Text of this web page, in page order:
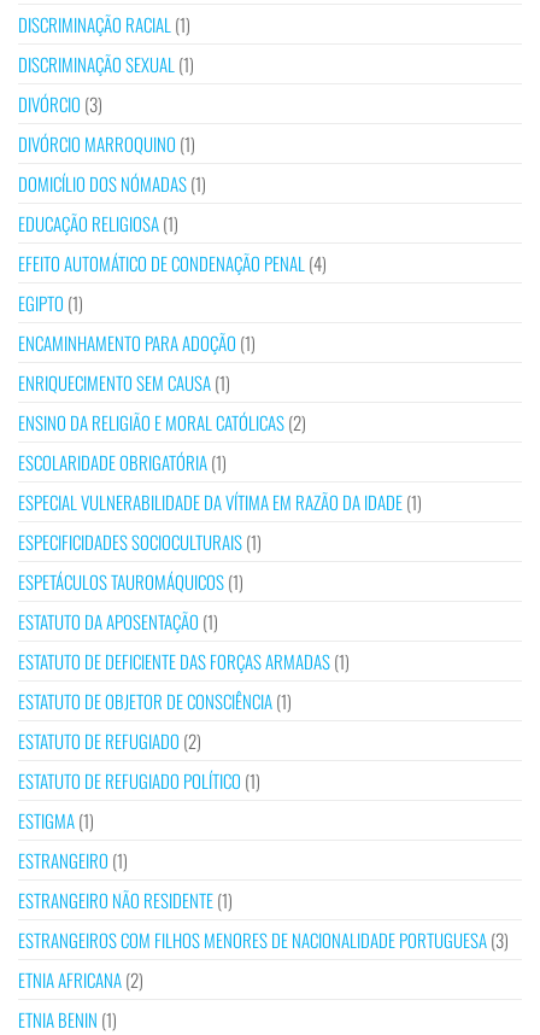
DISCRIMINAÇÃO RACIAL (1)
DISCRIMINAÇÃO SEXUAL (1)
DIVÓRCIO (3)
DIVÓRCIO MARROQUINO (1)
DOMICÍLIO DOS NÓMADAS(1)
EDUCAÇÃO RELIGIOSA(1)
EFEITO AUTOMÁTICO DE CONDENAÇÃO PENAL (4)
EGIPTO (1)
ENCAMINHAMENTO PARA ADOÇÃO (1)
ENRIQUECIMENTO SEM CAUSA(1)
ENSINO DA RELIGIÃO E MORAL CATÓLICAS(2)
ESCOLARIDADE OBRIGATÓRIA(1)
ESPECIAL VULNERABILIDADE DA VÍTIMA EM RAZÃO DA IDADE(1)
ESPECIFICIDADES SOCIOCULTURAIS(1)
ESPETÁCULOS TAUROMÁQUICOS(1)
ESTATUTO DA APOSENTAÇÃO (1)
ESTATUTO DE DEFICIENTE DAS FORÇAS ARMADAS(1)
ESTATUTO DE OBJETOR DE CONSCIÊNCIA(1)
ESTATUTO DE REFUGIADO (2)
ESTATUTO DE REFUGIADO POLÍTICO (1)
ESTIGMA(1)
ESTRANGEIRO (1)
ESTRANGEIRO NÃO RESIDENTE(1)
ESTRANGEIROS COM FILHOS MENORES DE NACIONALIDADE PORTUGUESA(3)
ETNIA AFRICANA(2)
ETNIA BENIN (1)